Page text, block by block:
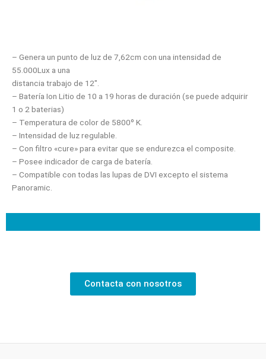
– Genera un punto de luz de 7,62cm con una intensidad de
55.000Lux a una
distancia trabajo de 12″.
– Batería Ion Litio de 10 a 19 horas de duración (se puede adquirir
1 o 2 baterias)
– Temperatura de color de 5800º K.
– Intensidad de luz regulable.
– Con filtro «cure» para evitar que se endurezca el composite.
– Posee indicador de carga de batería.
– Compatible con todas las lupas de DVI excepto el sistema
Panoramic.
Contacta con nosotros